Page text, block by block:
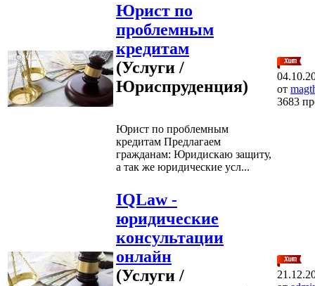
Юрист по
проблемным
кредитам
(Услуги /
Юриспруденция)
Юрист по проблемным
кредитам Предлагаем
гражданам: Юридискаю защиту,
а так же юридические усл...
от
3683
IQLaw -
юридические
консультации
онлайн
(Услуги /